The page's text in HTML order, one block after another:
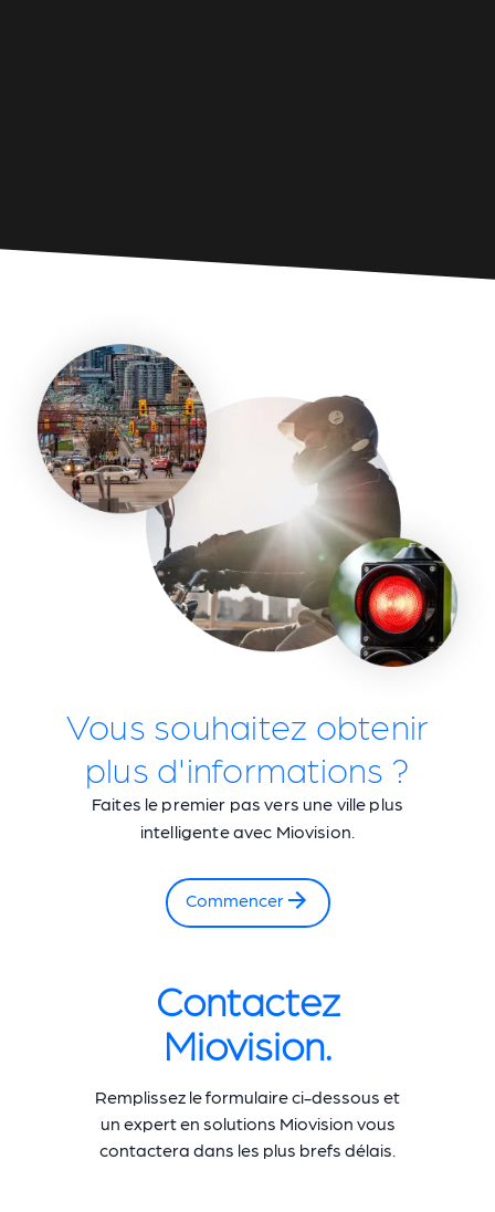
Vous souhaitez obtenir
plus d'informations ?
Faites le premier pas vers une ville plus
intelligente avec Miovision.
Commencer
Contactez
Miovision.
Remplissez le formulaire ci-dessous et
un expert en solutions Miovision vous
contactera dans les plus brefs délais.